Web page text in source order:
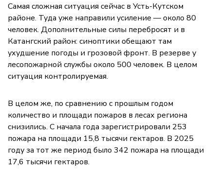
Самая сложная ситуация сейчас в Усть-Кутском
районе. Туда уже направили усиление — около 80
человек. Дополнительные силы перебросят и в
Катангский район: синоптики обещают там
ухудшение погоды и грозовой фронт. В резерве у
лесопожарной службы около 500 человек. В целом
ситуация контролируемая.
В целом же, по сравнению с прошлым годом
количество и площади пожаров в лесах региона
снизились. С начала года зарегистрировали 253
пожара на площади 15,8 тысячи гектаров. В 2025
году за тот же период было 342 пожара на площади
17,6 тысячи гектаров.